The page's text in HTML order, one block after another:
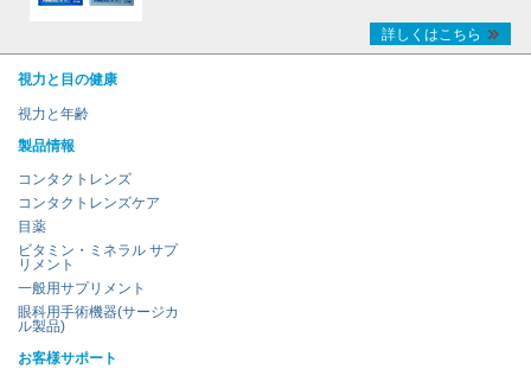
詳しくはこちら
視力と目の健康
視力と年齢
製品情報
コンタクトレンズ
コンタクトレンズケア
目薬
ビタミン・ミネラル サプ
リメント
一般用サプリメント
眼科用手術機器(サージカ
ル製品)
お客様サポート